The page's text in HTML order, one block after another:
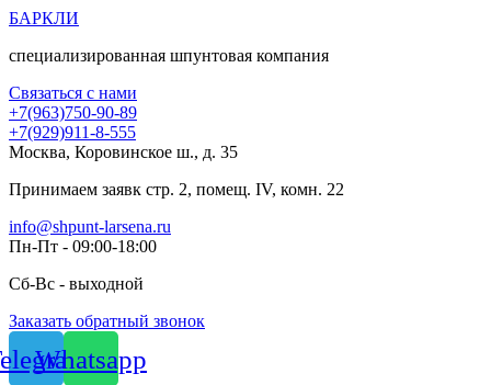
Перейти
содержимому
БАРКЛИ
специализированная шпунтовая компания
Связаться с нами
+7(963)750-90-89
+7(929)911-8-555
Москва, Коровинское ш., д. 35
Принимаем заявк стр. 2, помещ. IV, комн. 22
info@shpunt-larsena.ru
Пн-Пт - 09:00-18:00
Сб-Вс - выходной
Заказать обратный звонок
Whatsapp